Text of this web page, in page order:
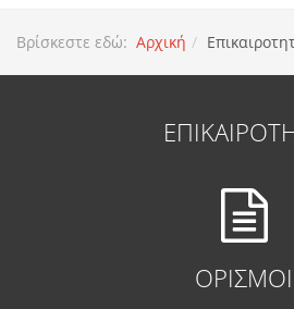
Βρίσκεστε εδώ: Αρχική
ΟΡΙΣΜΟΙ